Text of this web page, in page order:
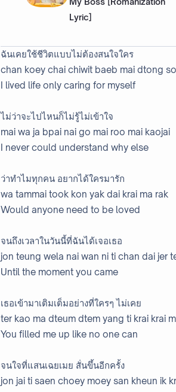
Lyric]
ฉันเคยใช้ชีวิตแบบไม่ต้องสนใจใคร
chan koey chai chiwit baeb mai dtong
I lived life only caring for myself
ไม่ว่าจะไปไหนก็ไม่รู้ไม่เข้าใจ
mai wa ja bpai nai go mai roo mai kaojai
I never could understand why else
ว่าทําไมทุกคน อยากได้ใครมารัก
wa tammai took kon yak dai krai ma rak
Would anyone need to be loved
จนถึงเวลาในวันนี้ที่ฉันได้เจอเธอ
jon teung wela nai wan ni ti chan dai jer
Until the moment you came
เธอเข้ามาเติมเต็มอย่างที่ใครๆ ไม่เคย
ter kao ma dteum dtem yang ti krai krai
You filled me up like no one can
จนใจที่แสนเฉยเมย สั่นขึ้นอีกครั้ง
jon jai ti saen choey moey san kheun ik